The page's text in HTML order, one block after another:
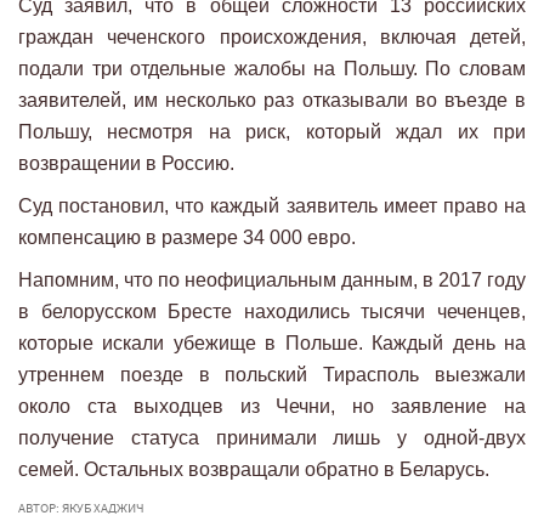
Суд заявил, что в общей сложности 13 российских
граждан чеченского происхождения, включая детей,
подали три отдельные жалобы на Польшу. По словам
заявителей, им несколько раз отказывали во въезде в
Польшу, несмотря на риск, который ждал их при
возвращении в Россию.
Суд постановил, что каждый заявитель имеет право на
компенсацию в размере 34 000 евро.
Напомним, что по неофициальным данным, в 2017 году
в белорусском Бресте находились тысячи чеченцев,
которые искали убежище в Польше. Каждый день на
утреннем поезде в польский Тирасполь выезжали
около ста выходцев из Чечни, но заявление на
получение статуса принимали лишь у одной-двух
семей. Остальных возвращали обратно в Беларусь.
АВТОР: ЯКУБ ХАДЖИЧ